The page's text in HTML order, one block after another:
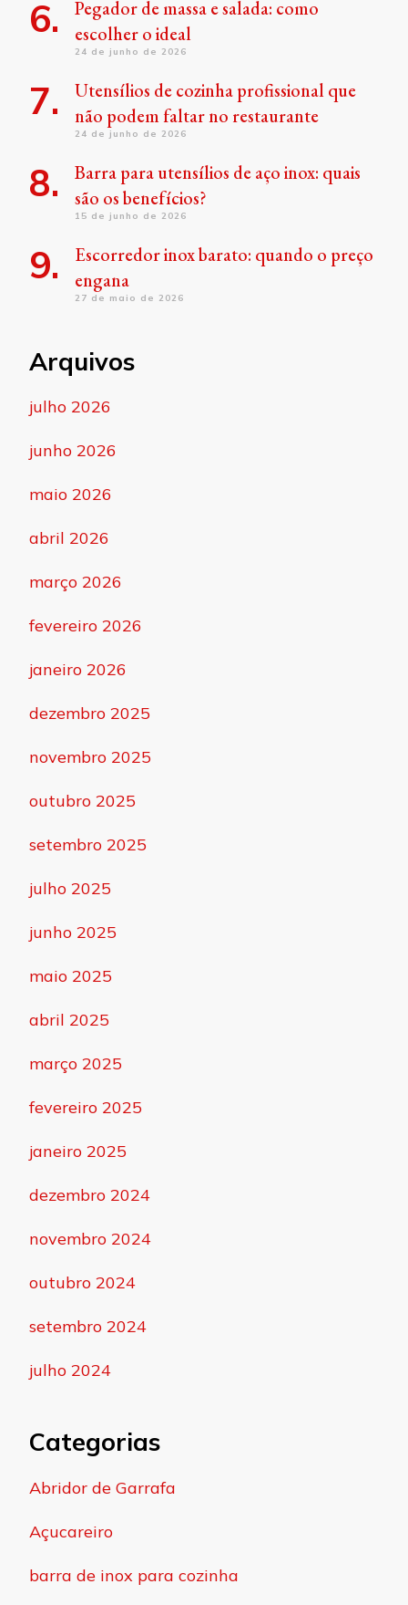
Pegador de massa e salada: como
escolher o ideal
24 de junho de 2026
Utensílios de cozinha profissional que
não podem faltar no restaurante
24 de junho de 2026
Barra para utensílios de aço inox: quais
são os benefícios?
15 de junho de 2026
Escorredor inox barato: quando o preço
engana
27 de maio de 2026
Arquivos
julho 2026
junho 2026
maio 2026
abril 2026
março 2026
fevereiro 2026
janeiro 2026
dezembro 2025
novembro 2025
outubro 2025
setembro 2025
julho 2025
junho 2025
maio 2025
abril 2025
março 2025
fevereiro 2025
janeiro 2025
dezembro 2024
novembro 2024
outubro 2024
setembro 2024
julho 2024
Categorias
Abridor de Garrafa
Açucareiro
barra de inox para cozinha